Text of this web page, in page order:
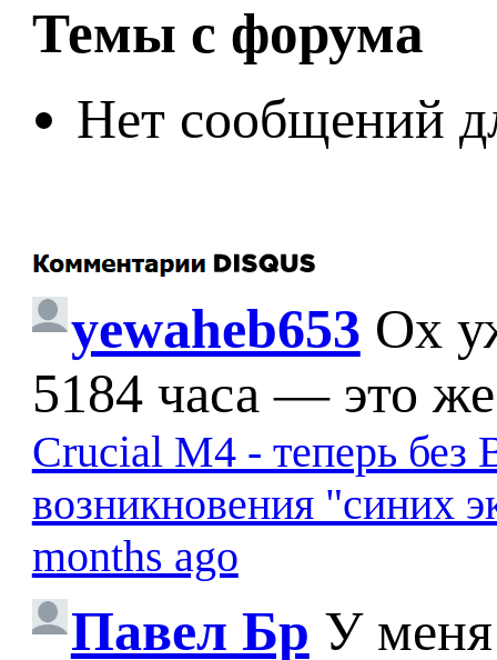
Темы с форума
Нет сообщений
yewaheb653 Ох
5184 часа — это
Crucial M4 - теперь без
возникновения "синих
months ago
Павел Бр У меня